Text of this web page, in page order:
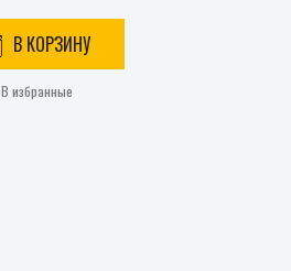
В КОРЗИНУ
В избранные